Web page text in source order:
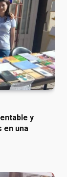
y
en una